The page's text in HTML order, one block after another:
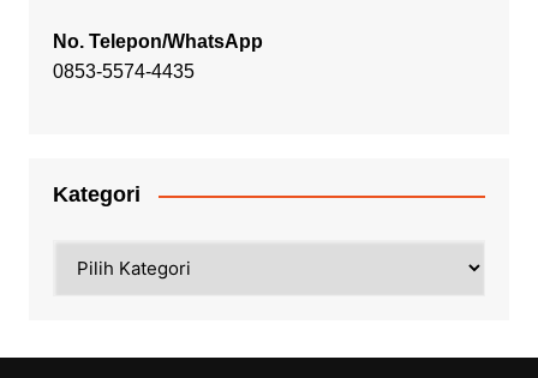
No. Telepon/WhatsApp
0853-5574-4435
Kategori